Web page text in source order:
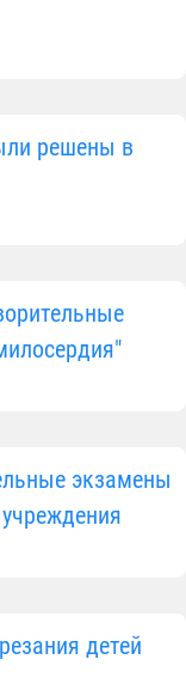
решены в
экзамены
детей